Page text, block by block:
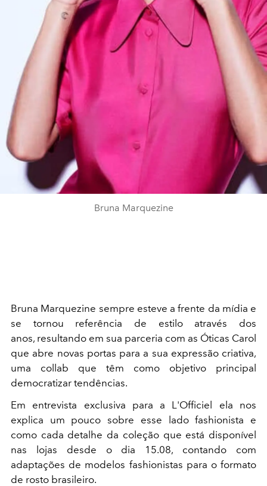
Bruna Marquezine
Bruna Marquezine sempre esteve a frente da mídia e
se tornou referência de estilo através dos
anos, resultando em sua parceria com as Óticas Carol
que abre novas portas para a sua expressão criativa,
uma collab que têm como objetivo principal
democratizar tendências.
Em entrevista exclusiva para a L'Officiel ela nos
explica um pouco sobre esse lado fashionista e
como cada detalhe da coleção que está disponível
nas lojas desde o dia 15.08, contando com
adaptações de modelos fashionistas para o formato
de rosto brasileiro.